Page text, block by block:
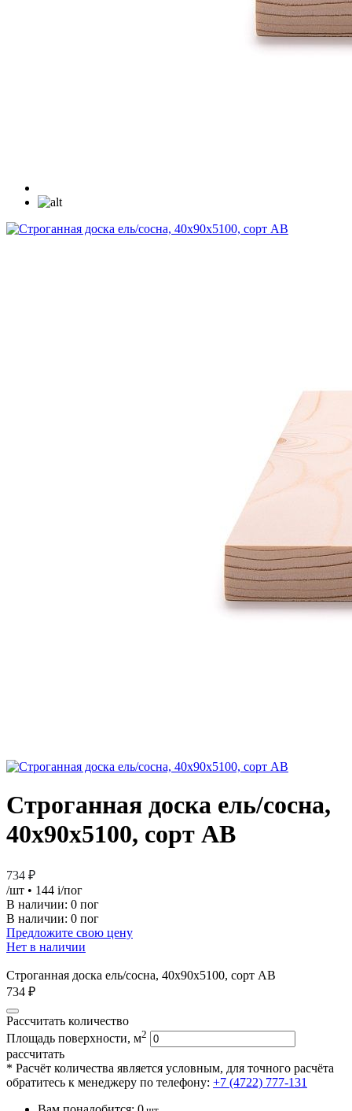
Строганная доска ель/сосна,
40х90х5100, сорт АВ
734 ₽
/шт • 144 i/пог
В наличии: 0 пог
В наличии: 0 пог
Предложите свою цену
Нет в наличии
Строганная доска ель/сосна, 40х90х5100, сорт АВ
734 ₽
Рассчитать количество
Площадь поверхности, м2
рассчитать
* Расчёт количества является условным, для точного расчёта
обратитесь к менеджеру по телефону: +7 (4722) 777-131